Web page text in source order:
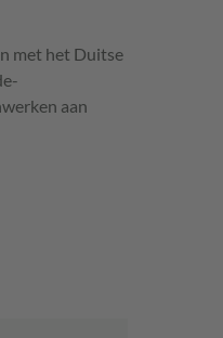
met het Duitse
aan